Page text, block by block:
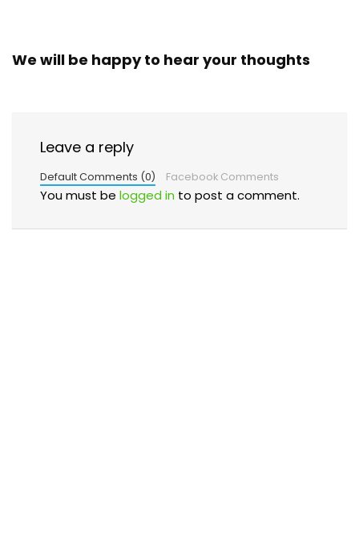
We will be happy to hear your thoughts
Leave a reply
Default Comments (0) Facebook Comments
You must be logged in to post a comment.